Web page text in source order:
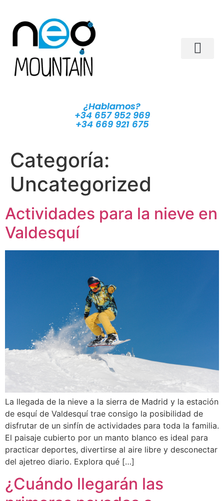
¿Hablamos?
+34 657 952 969
+34 669 921 675
Categoría:
Uncategorized
Actividades para la nieve en
Valdesquí
La llegada de la nieve a la sierra de Madrid y la estación
de esquí de Valdesquí trae consigo la posibilidad de
disfrutar de un sinfín de actividades para toda la familia.
El paisaje cubierto por un manto blanco es ideal para
practicar deportes, divertirse al aire libre y desconectar
del ajetreo diario. Explora qué […]
¿Cuándo llegarán las